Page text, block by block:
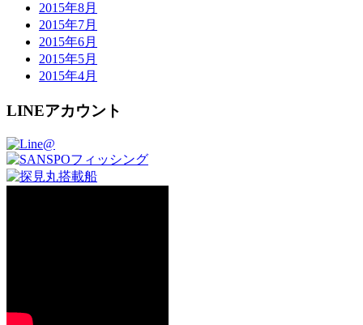
2015年8月
2015年7月
2015年6月
2015年5月
2015年4月
LINEアカウント